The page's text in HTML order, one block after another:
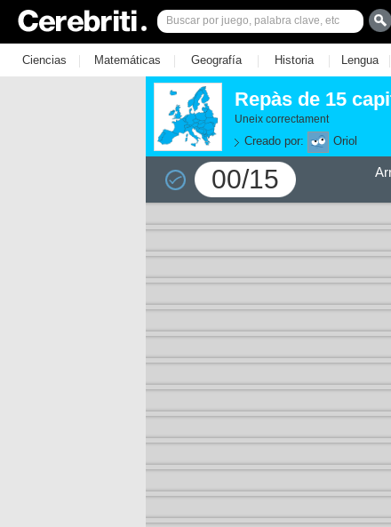
Ciencias | Matemáticas | Geografía | Historia | Lengua |
Repàs de 15
Uneix correctament
Creado por: Oriol
00/15